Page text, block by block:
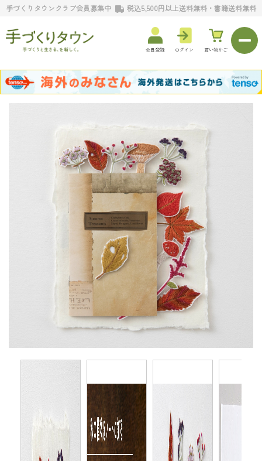
手づくりタウンクラブ会員募集中 税込5,500円以上送料無料・書籍送料無料
会員登録 ログイン 買い物かご